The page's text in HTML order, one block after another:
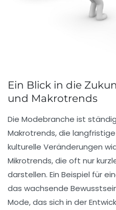
Ein Blick in die
und Makrotrends
Die Modebranche ist
Makrotrends, die
kulturelle Veränderungen
Mikrotrends, die oft nur
darstellen. Ein Beispiel für
das wachsende
Mode, das sich in der